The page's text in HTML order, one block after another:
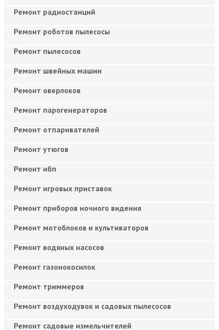
Ремонт радиостанций
Ремонт роботов пылесосы
Ремонт пылесосов
Ремонт швейных машин
Ремонт оверлоков
Ремонт парогенераторов
Ремонт отпаривателей
Ремонт утюгов
Ремонт ибп
Ремонт игровых приставок
Ремонт приборов ночного видения
Ремонт мотоблоков и культиваторов
Ремонт водяных насосов
Ремонт газонокосилок
Ремонт триммеров
Ремонт воздуходувок и садовых пылесосов
Ремонт садовые измельчителей